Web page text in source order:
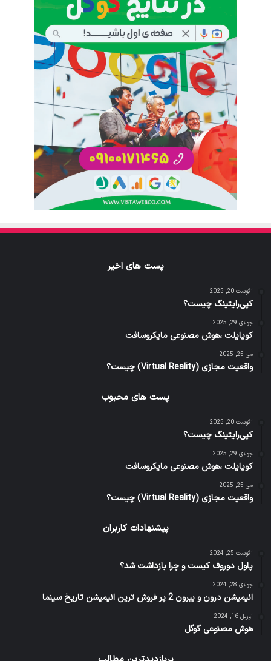
پست های اخیر
آگوست 20, 2025
کپی‌رایتینگ چیست؟
جولای 29, 2025
کوپایلت ،هوش مصنوعی مایکروسافت
می 25, 2025
واقعیت مجازی (Virtual Reality) چیست؟
پست های محبوب
آگوست 20, 2025
کپی‌رایتینگ چیست؟
جولای 29, 2025
کوپایلت ،هوش مصنوعی مایکروسافت
می 25, 2025
واقعیت مجازی (Virtual Reality) چیست؟
پیشنهادات کاربران
آگوست 25, 2024
پاول دوروف کیست و چرا بازداشت شد؟
جولای 28, 2024
انیمیشن درون و بیرون 2 پر فروش ترین انیمیشن تاریخ سینما
آوریل 16, 2024
هوش مصنوعی گوگل